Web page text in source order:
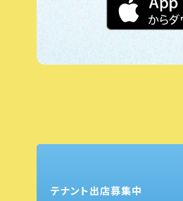
テナント出店募集中